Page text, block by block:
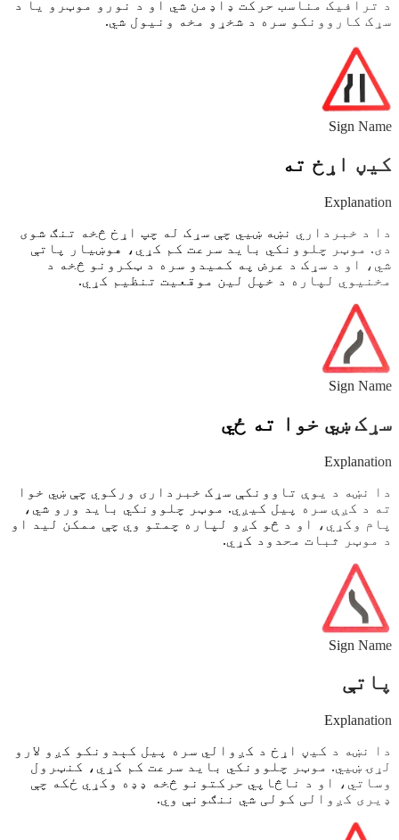
د ترافیک مناسب حرکت ډاډمن شي او د نورو موټرو یا د
سړک کاروونکو سره د شخړو مخه ونیول شي.
Sign Name
کیڼ اړخ ته
Explanation
دا د خبرداري نښه ښيي چې سړک له چپ اړخ څخه تنګ شوی
دی. موټر چلوونکي باید سرعت کم کړي، هوښیار پاتې
شي، او د سړک د عرض په کمیدو سره د ټکرونو څخه د
مخنیوي لپاره د خپل لین موقعیت تنظیم کړي.
Sign Name
سړک ښي خوا ته ځي
Explanation
دا نښه د یوې تاوونکې سړک خبرداری ورکوي چې ښي خوا
ته د کږې سره پیل کیږي. موټر چلوونکي باید ورو شي،
پام وکړي، او د څو کږو لپاره چمتو وي چې ممکن لید او
د موټر ثبات محدود کړي.
Sign Name
پاتې
Explanation
دا نښه د کیڼ اړخ د کږوالي سره پیل کېدونکو کږو لارو
لړۍ ښیي. موټر چلوونکي باید سرعت کم کړي، کنټرول
وساتي، او د ناڅاپي حرکتونو څخه ډډه وکړي ځکه چې
ډیری کږوالی کولی شي ننګونې وي.